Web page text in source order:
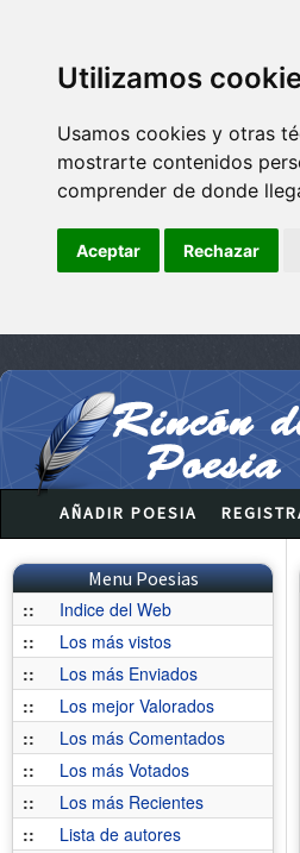
Utilizamos
Usamos cookies y otras
mostrarte contenidos
comprender de donde
Aceptar Rechazar
AÑADIR POESIA
Menu Poesias
::
Indice del Web
::
Los más vistos
::
Los más Enviados
::
Los mejor Valorados
::
Los más Comentados
::
Los más Votados
::
Los más Recientes
::
Lista de autores